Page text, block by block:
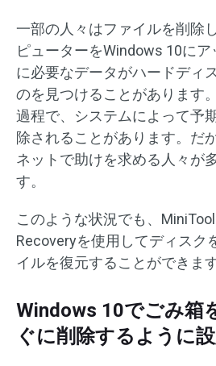
一部の人々はファイルを削除
ピューターをWindows 10に
に必要なデータがハードディ
のを見つけることがあります
過程で、システムによって予
除されることがあります。だ
ネットで助けを求める人々が
す。
このような状況でも、
Recoveryを使用してディスク
イルを復元することができます
Windows 10でごみ箱
ぐに削除するように